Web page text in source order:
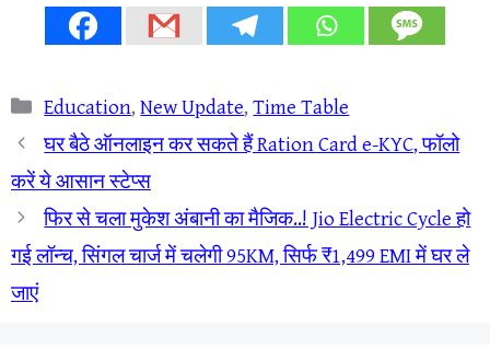
Categories
Education,New Update,Time Table
घर बैठे ऑनलाइन कर सकते हैं Ration Card e-KYC, फॉलो
करें ये आसान स्टेप्स
फिर से चला मुकेश अंबानी का मैजिक..! Jio Electric Cycle हो
गई लॉन्च, सिंगल चार्ज में चलेगी 95KM, सिर्फ ₹1,499 EMI में घर ले
जाएं